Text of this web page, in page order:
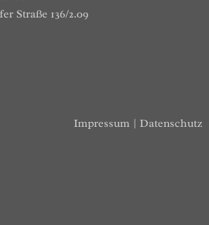
Straße 136/2.09
Impressum | Datenschutz